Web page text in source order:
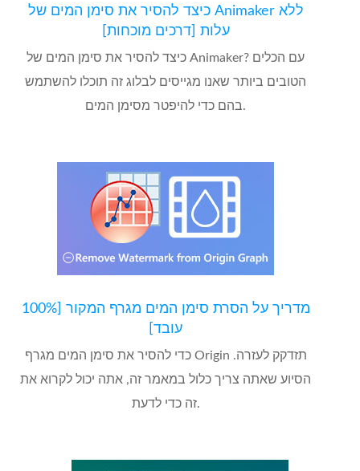
כיצד להסיר את סימן המים של Animaker ללא
עלות [דרכים מוכחות]
כיצד להסיר את סימן המים של Animaker? עם הכלים
הטובים ביותר שאנו מגייסים לבלוג זה תוכלו להשתמש
בהם כדי להיפטר מסימן המים.
מדריך על הסרת סימן המים מגרף המקור [100%
עובד]
כדי להסיר את סימן המים מגרף Origin תזדקק לעזרה.
הסיוע שאתה צריך כלול במאמר זה, אתה יכול לקרוא את
זה כדי לדעת.